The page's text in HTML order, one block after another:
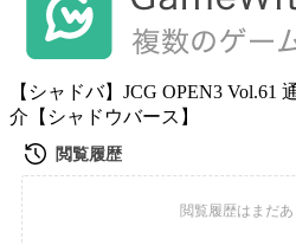
【シャドバ】JCG OPEN3 Vol.61
介【シャドウバース】